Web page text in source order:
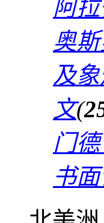
阿
奥
及
文(
门
书